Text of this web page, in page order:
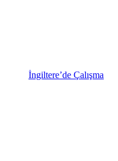
İngiltere’de Çalışma